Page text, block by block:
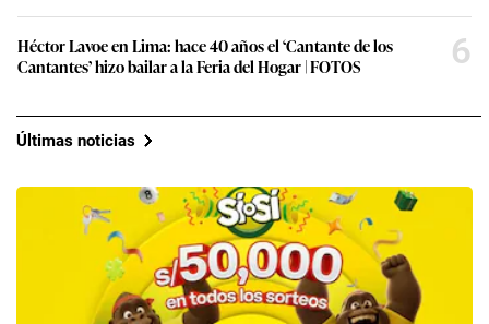
Héctor Lavoe en Lima: hace 40 años el ‘Cantante de los
Cantantes’ hizo bailar a la Feria del Hogar | FOTOS
6
Últimas noticias